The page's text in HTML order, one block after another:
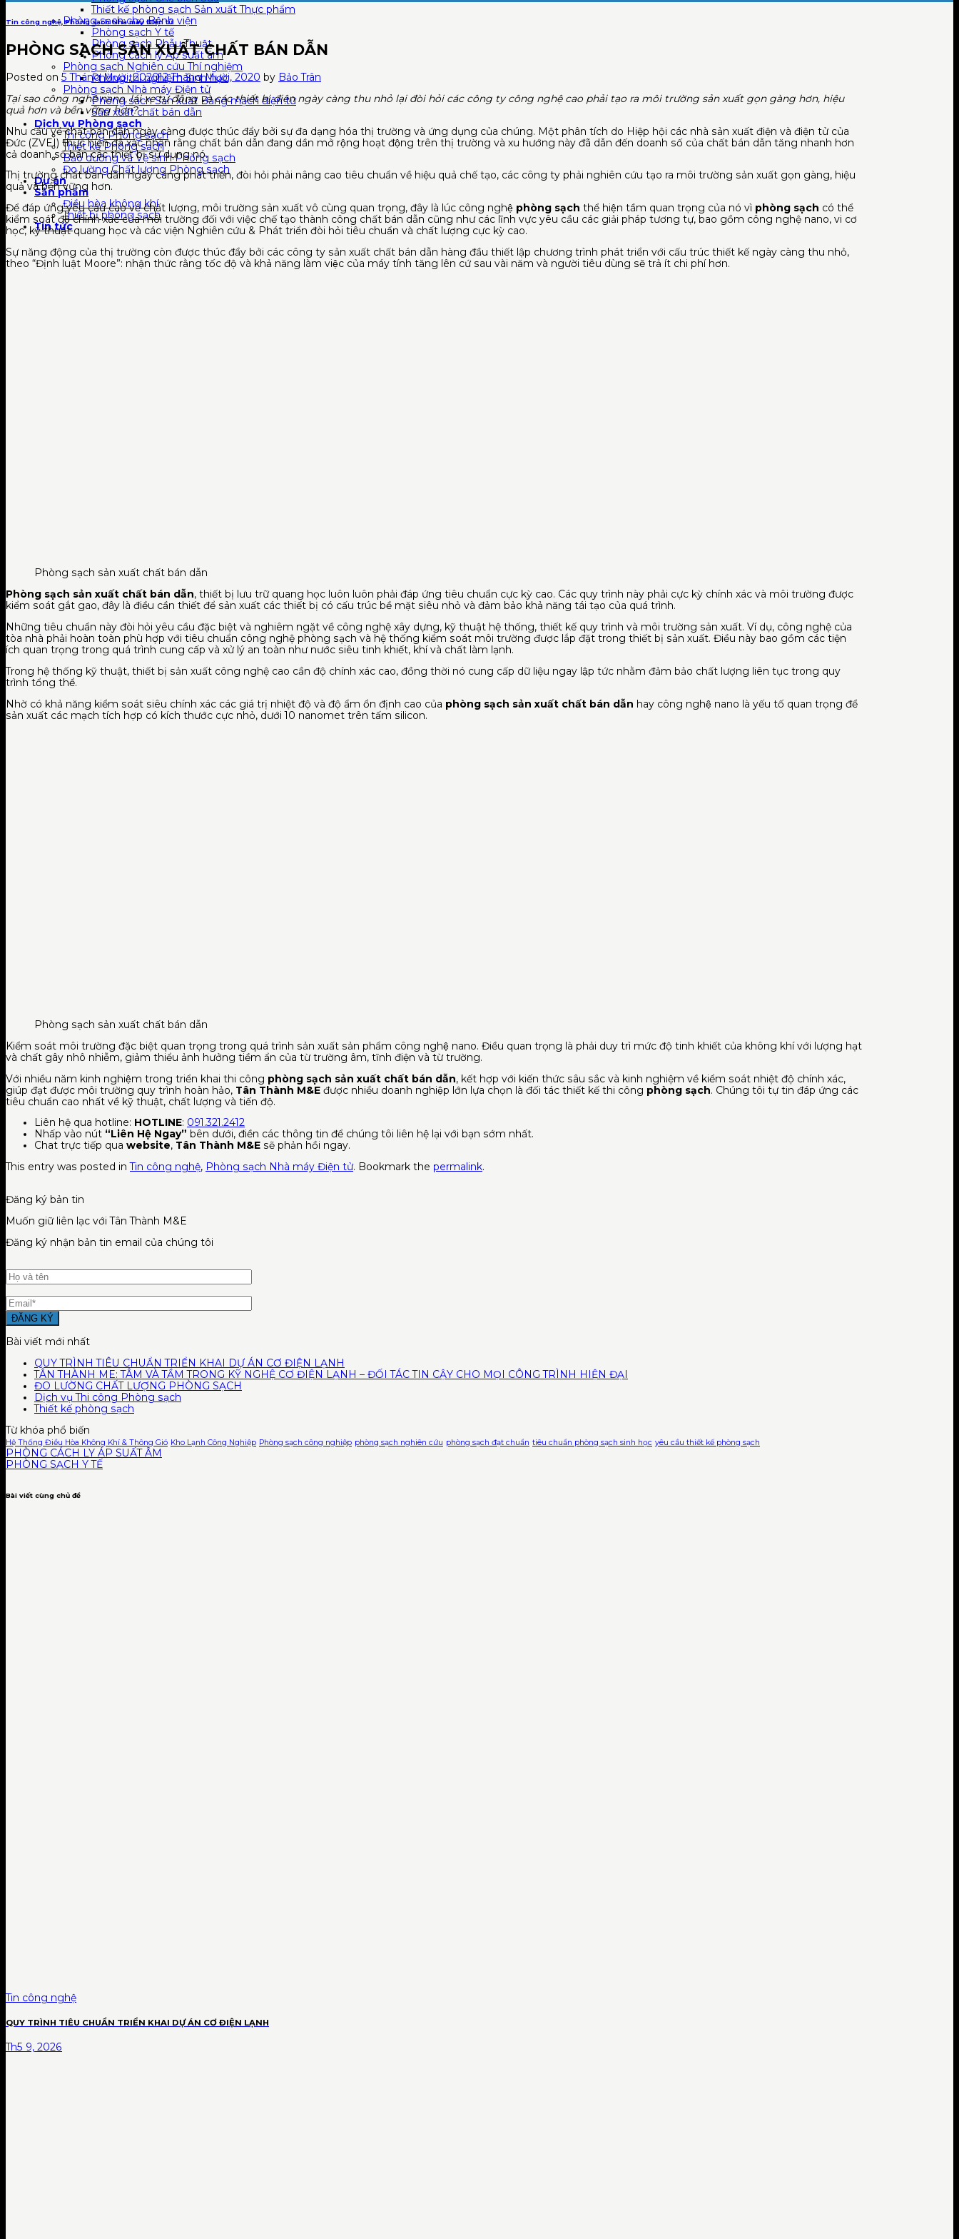
Thiết kế phòng sạch Sản xuất Thực phẩm
Phòng sạch cho Bệnh viện
Phòng sạch Y tế
Phòng sạch Phẫu Thuật
Phòng cách ly Áp suất âm
Phòng sạch Nghiên cứu Thí nghiệm
Phòng thí nghiệm Sinh học
Phòng sạch Nhà máy Điện tử
Phòng sạch Sản xuất Bảng mạch điện tử
Sản xuất chất bán dẫn
Dịch vụ Phòng sạch
Thi công Phòng sạch
Thiết kế Phòng sạch
Bảo dưỡng và Vệ sinh Phòng sạch
Đo lường Chất lượng Phòng sạch
Dự án
Sản phẩm
Điều hòa không khí
Thiết bị phòng sạch
Tin tức
Tin công nghệ Phòng sạch Nhà máy Điện tử
PHÒNG SẠCH SẢN XUẤT CHẤT BÁN DẪN
Posted on 5 Tháng Mười, 202012 Tháng Mười, 2020 by Bảo Trân
Tại sao công nghệ nano, lái xe tự động và các thiết bị điện ngày càng thu nhỏ lại đòi hỏi các công ty công nghệ cao phải tạo ra môi trường sản xuất gọn gàng hơn, hiệu
quả hơn và bền vững hơn?
Nhu cầu về chất bán dẫn ngày càng được thúc đẩy bởi sự đa dạng hóa thị trường và ứng dụng của chúng. Một phân tích do Hiệp hội các nhà sản xuất điện và điện tử của
Đức (ZVEI) thực hiện đã xác nhận rằng chất bán dẫn đang dần mở rộng hoạt động trên thị trường và xu hướng này đã dẫn đến doanh số của chất bán dẫn tăng nhanh hơn
cả doanh số bán các thiết bị sử dụng nó.
Thị trường chất bán dẫn ngày càng phát triển, đòi hỏi phải nâng cao tiêu chuẩn về hiệu quả chế tạo, các công ty phải nghiên cứu tạo ra môi trường sản xuất gọn gàng, hiệu
quả và bền vững hơn.
Để đáp ứng yêu cầu cao về chất lượng, môi trường sản xuất vô cùng quan trọng, đây là lúc công nghệ phòng sạch thể hiện tầm quan trọng của nó vì phòng sạch có thể
kiểm soát độ chính xác của môi trường đối với việc chế tạo thành công chất bán dẫn cũng như các lĩnh vực yêu cầu các giải pháp tương tự, bao gồm công nghệ nano, vi cơ
học, kỹ thuật quang học và các viện Nghiên cứu & Phát triển đòi hỏi tiêu chuẩn và chất lượng cực kỳ cao.
Sự năng động của thị trường còn được thúc đẩy bởi các công ty sản xuất chất bán dẫn hàng đầu thiết lập chương trình phát triển với cấu trúc thiết kế ngày càng thu nhỏ,
theo “Định luật Moore”: nhận thức rằng tốc độ và khả năng làm việc của máy tính tăng lên cứ sau vài năm và người tiêu dùng sẽ trả ít chi phí hơn.
Phòng sạch sản xuất chất bán dẫn
Phòng sạch sản xuất chất bán dẫn, thiết bị lưu trữ quang học luôn luôn phải đáp ứng tiêu chuẩn cực kỳ cao. Các quy trình này phải cực kỳ chính xác và môi trường được
kiểm soát gắt gao, đây là điều cần thiết để sản xuất các thiết bị có cấu trúc bề mặt siêu nhỏ và đảm bảo khả năng tái tạo của quá trình.
Những tiêu chuẩn này đòi hỏi yêu cầu đặc biệt và nghiêm ngặt về công nghệ xây dựng, kỹ thuật hệ thống, thiết kế quy trình và môi trường sản xuất. Ví dụ, công nghệ của
tòa nhà phải hoàn toàn phù hợp với tiêu chuẩn công nghệ phòng sạch và hệ thống kiểm soát môi trường được lắp đặt trong thiết bị sản xuất. Điều này bao gồm các tiện
ích quan trọng trong quá trình cung cấp và xử lý an toàn như nước siêu tinh khiết, khí và chất làm lạnh.
Trong hệ thống kỹ thuật, thiết bị sản xuất công nghệ cao cần độ chính xác cao, đồng thời nó cung cấp dữ liệu ngay lập tức nhằm đảm bảo chất lượng liên tục trong quy
trình tổng thể.
Nhờ có khả năng kiểm soát siêu chính xác các giá trị nhiệt độ và độ ẩm ổn định cao của phòng sạch sản xuất chất bán dẫn hay công nghệ nano là yếu tố quan trọng để
sản xuất các mạch tích hợp có kích thước cực nhỏ, dưới 10 nanomet trên tấm silicon.
Phòng sạch sản xuất chất bán dẫn
Kiểm soát môi trường đặc biệt quan trọng trong quá trình sản xuất sản phẩm công nghệ nano. Điều quan trọng là phải duy trì mức độ tinh khiết của không khí với lượng hạt
và chất gây nhô nhiễm, giảm thiểu ảnh hưởng tiềm ẩn của từ trường âm, tĩnh điện và từ trường.
Với nhiều năm kinh nghiệm trong triển khai thi công phòng sạch sản xuất chất bán dẫn, kết hợp với kiến ​​thức sâu sắc và kinh nghiệm về kiểm soát nhiệt độ chính xác,
giúp đạt được môi trường quy trình hoàn hảo, Tân Thành M&E được nhiều doanh nghiệp lớn lựa chọn là đối tác thiết kế thi công phòng sạch. Chúng tôi tự tin đáp ứng các
tiêu chuẩn cao nhất về kỹ thuật, chất lượng và tiến độ.
Liên hệ qua hotline: HOTLINE: 091.321.2412
Nhấp vào nút “Liên Hệ Ngay” bên dưới, điền các thông tin để chúng tôi liên hệ lại với bạn sớm nhất.
Chat trực tiếp qua website, Tân Thành M&E sẽ phản hồi ngay.
This entry was posted inTin công nghệ, Phòng sạch Nhà máy Điện tử. Bookmark the permalink.
Đăng ký bản tin
Muốn giữ liên lạc với Tân Thành M&E
Đăng ký nhận bản tin email của chúng tôi
Bài viết mới nhất
QUY TRÌNH TIÊU CHUẨN TRIỂN KHAI DỰ ÁN CƠ ĐIỆN LẠNH
TÂN THÀNH ME: TÂM VÀ TẦM TRONG KỸ NGHỆ CƠ ĐIỆN LẠNH – ĐỐI TÁC TIN CẬY CHO MỌI CÔNG TRÌNH HIỆN ĐẠI
ĐO LƯỜNG CHẤT LƯỢNG PHÒNG SẠCH
Dịch vụ Thi công Phòng sạch
Thiết kế phòng sạch
Từ khóa phổ biến
Hệ Thống Điều Hòa Không Khí & Thông Gió Kho Lạnh Công Nghiệp Phòng sạch công nghiệp phòng sạch nghiên cứu phòng sạch đạt chuẩn tiêu chuẩn phòng sạch sinh học yêu cầu thiết kế phòng sạch
PHÒNG CÁCH LY ÁP SUẤT ÂM
PHÒNG SẠCH Y TẾ
Bài viết cùng chủ đề
Tin công nghệ
QUY TRÌNH TIÊU CHUẨN TRIỂN KHAI DỰ ÁN CƠ ĐIỆN LẠNH
Th5 9, 2026